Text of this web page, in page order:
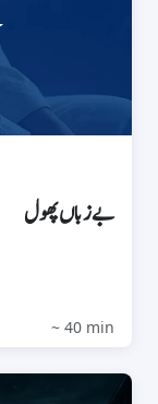
بےزباں پھول
~ 40 min